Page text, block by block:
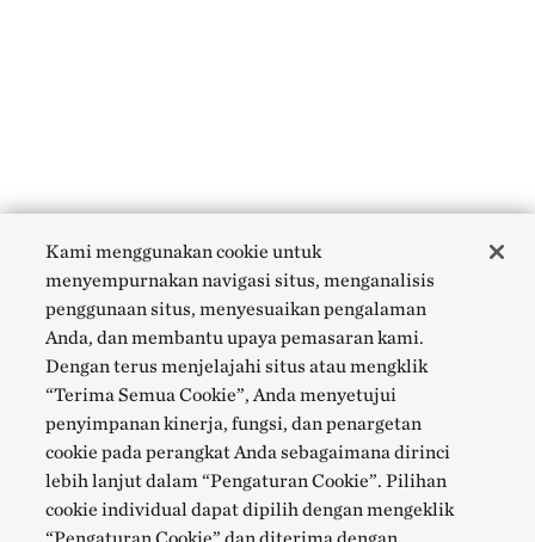
Kami menggunakan cookie untuk
menyempurnakan navigasi situs, menganalisis
penggunaan situs, menyesuaikan pengalaman
Anda, dan membantu upaya pemasaran kami.
Dengan terus menjelajahi situs atau mengklik
“Terima Semua Cookie”, Anda menyetujui
penyimpanan kinerja, fungsi, dan penargetan
cookie pada perangkat Anda sebagaimana dirinci
lebih lanjut dalam “Pengaturan Cookie”. Pilihan
cookie individual dapat dipilih dengan mengeklik